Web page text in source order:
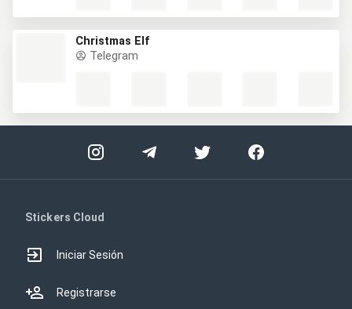
Christmas Elf
Telegram
Stickers Cloud
Iniciar Sesión
Registrarse